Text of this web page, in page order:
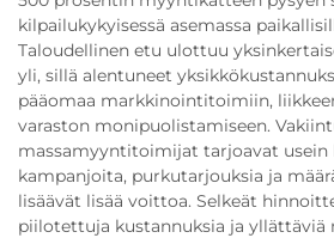
kilpailukykyisessä asemassa
Taloudellinen etu ulottuu
yli, sillä alentuneet
pääomaa markkinointitoimiin,
varaston monipuolistamiseen.
massamyyntitoimijat tarjoavat usein
kampanjoita, purkutarjouksia ja
lisäävät lisää voittoa. Selkeät
piilotettuja kustannuksia ja yllättäviä